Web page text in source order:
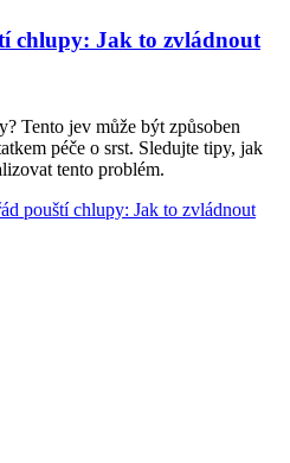
chlupy: Jak to zvládnout
Tento jev může být způsoben
péče o srst. Sledujte tipy, jak
tento problém.
pouští chlupy: Jak to zvládnout